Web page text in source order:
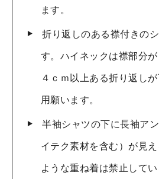
ます。
折り返しのある襟付きの
す。ハイネックは襟部分が
４ｃｍ以上ある折り返し
用願います。
半袖シャツの下に長袖ア
イテク素材を含む）が見え
ような重ね着は禁止して